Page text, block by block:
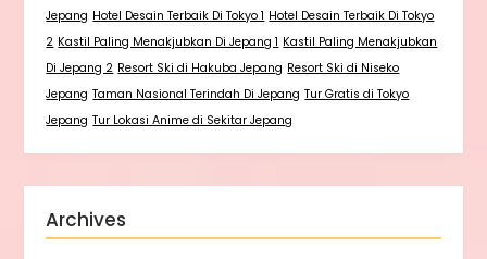
Jepang Hotel Desain Terbaik Di Tokyo 1 Hotel Desain Terbaik Di Tokyo
2 Kastil Paling Menakjubkan Di Jepang 1 Kastil Paling Menakjubkan
Di Jepang 2 Resort Ski di Hakuba Jepang Resort Ski di Niseko
Jepang Taman Nasional Terindah Di Jepang Tur Gratis di Tokyo
Jepang Tur Lokasi Anime di Sekitar Jepang
Archives